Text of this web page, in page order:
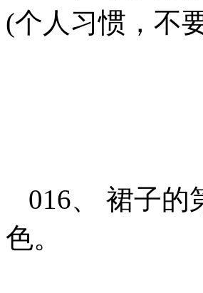
(个人习惯，不
016、 裙子的
色。